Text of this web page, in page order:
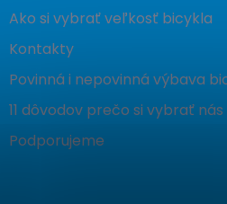
Ako si vybrať veľkosť bicykla
Kontakty
Povinná i nepovinná výbava
11 dôvodov prečo si vybrať nás
Podporujeme